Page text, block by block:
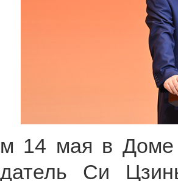
14 мая в Доме
Си